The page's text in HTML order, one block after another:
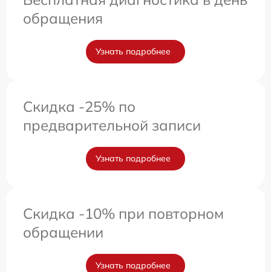
обращения
Узнать подробнее
Скидка -25% по
предварительной записи
Узнать подробнее
Скидка -10% при повторном
обращении
Узнать подробнее